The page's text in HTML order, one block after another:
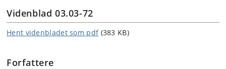
Videnblad 03.03-72
Hent videnbladet som pdf (383 KB)
Forfattere